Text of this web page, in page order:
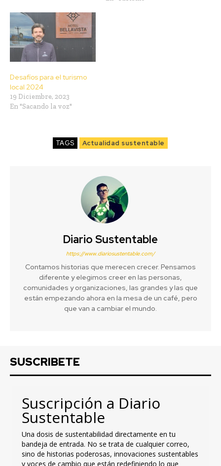
Desafíos para el turismo
local 2024
19 Diciembre, 2023
En "Sacando la voz"
TAGS Actualidad sustentable
Diario Sustentable
https://www.diariosustentable.com/
Contamos historias que merecen crecer. Pensamos
diferente y elegimos creer en las personas,
comunidades y organizaciones, las grandes y las que
están empezando ahora en la mesa de un café, pero
que van a cambiar el mundo.
SUSCRIBETE
Suscripción a Diario
Sustentable
Una dosis de sustentabilidad directamente en tu
bandeja de entrada. No se trata de cualquier correo,
sino de historias poderosas, innovaciones sustentables
y voces de cambio que están redefiniendo lo que